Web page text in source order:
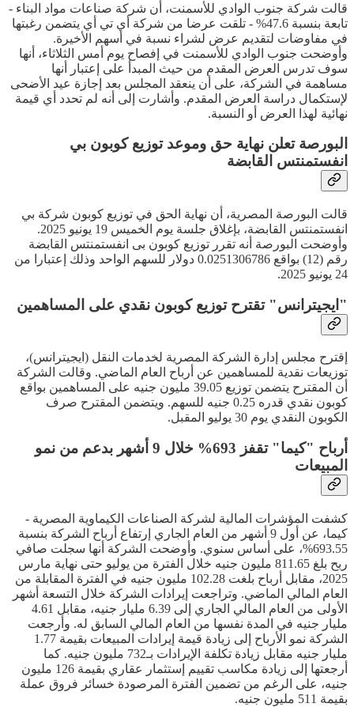
قالت شركة جنوب الوادي للأسمنت، أن شركة صناعات مواد البناء -
تابعة بنسبة 47.6% - تلقت عرضا من شركة أي تي أي يتضمن رغبتها
في مفاوضات لتقديم عرض لشراء نسبة في أسهم الأخيرة.
وأوضحت جنوب الوادي للأسمنت في إفصاح يوم أمس الثلاثاء، أنها
سوف تدرس العرض المقدم من حيث المبدأ على إعتبار أنها
مساهمة في الشركة، على أن ينعقد المجلس بعد إجازة عيد الأضحى
لإستكمال دراسة العرض المقدم. وأشارت إلى أنه لم تحدد أي قيمة
نهائية لهذا العرض أو النسبة.
البورصة تعلن نهاية حق وموعد توزيع كوبون بي
انفستمنتس القابضة
قالت البورصة المصرية، أن نهاية الحق في توزيع كوبون شركة بي
انفستمنتس القابضة، بإغلاق جلسة يوم الخميس 19 يونيو 2025.
وأوضحت البورصة أنه تقرر توزيع كوبون بى انفستمنتس القابضة
رقم (12) بواقع 0.0251306786 دولار للسهم الواحد وذلك إعتبارا من
24 يونيو 2025.
"ايجيترانس" تقترح توزيع كوبون نقدي على المساهمين
إقترح مجلس إدارة الشركة المصرية لخدمات النقل (ايجيترانس)،
توزيعات نقدية للمساهمين عن أرباح العام الماضي. وقالت الشركة
أن المقترح يتضمن توزيع 39.05 مليون جنيه على المساهمين بواقع
كوبون نقدي قدره 0.25 جنيه للسهم. ويتضمن المقترح صرف
الكوبون النقدي يوم 30 يوليو المقبل.
أرباح "كيما" تقفز 693% خلال 9 أشهر بدعم من نمو
المبيعات
كشفت المؤشرات المالية لشركة الصناعات الكيماوية المصرية -
كيما، عن أول 9 أشهر من العام الجاري إرتفاع أرباح الشركة بنسبة
693.55%، على أساس سنوي. وأوضحت الشركة أنها سجلت صافي
ربح بلغ 811.65 مليون جنيه خلال الفترة من يوليو حتى نهاية مارس
2025، مقابل أرباح بلغت 102.28 مليون جنيه في الفترة المقابلة من
العام المالي الماضي. وتراجعت إيرادات الشركة خلال التسعة أشهر
الأولى من العام المالي الجاري إلى 6.39 مليار جنيه، مقابل 4.61
مليار جنيه في المدة نفسها من العام المالي السابق له. وأرجعت
الشركة نمو الأرباح إلى زيادة قيمة إيرادات المبيعات بقيمة 1.77
مليار جنيه مقابل زيادة تكلفة الإيرادات بـ732 مليون جنيه. كما
أرجعتها إلى زيادة مكاسب تقييم إستثمار عقاري بقيمة 126 مليون
جنيه، على الرغم من تضمين الفترة المرصودة خسائر فروق عملة
بقيمة 511 مليون جنيه.